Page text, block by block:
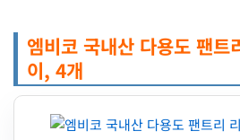
엠비코 국내산 다용도 팬트
이, 4개